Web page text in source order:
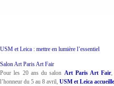
USM et Leica : mettre en lumière l’essentiel
Salon Art Paris Art Fair
Pour les 20 ans du salon Art Paris Art Fair,
l’honneur du 5 au 8 avril,USM et Leica